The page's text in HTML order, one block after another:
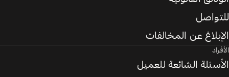
للتواصل
الإبلاغ عن المخالفات
الأفراد
الأسئلة الشائعة للعميل